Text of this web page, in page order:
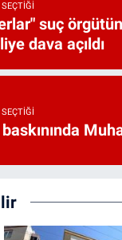
suç
dava açıldı
baskınında